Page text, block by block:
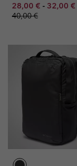
Minimum sale
28,00 € - 32,00 €
40,00 €